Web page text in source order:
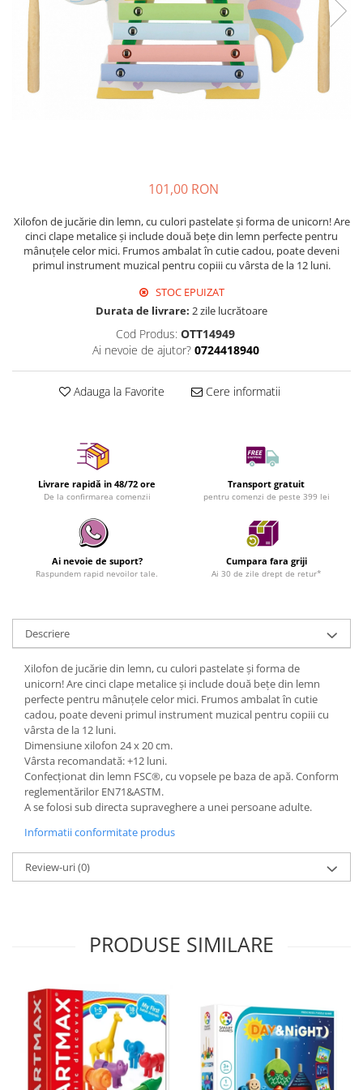
101,00 RON
Xilofon de jucărie din lemn, cu culori pastelate și forma de unicorn! Are
cinci clape metalice și include două bețe din lemn perfecte pentru
mânuțele celor mici. Frumos ambalat în cutie cadou, poate deveni
primul instrument muzical pentru copiii cu vârsta de la 12 luni.
STOC EPUIZAT
Durata de livrare: 2 zile lucrătoare
Cod Produs: OTT14949
Ai nevoie de ajutor? 0724418940
Adauga la Favorite Cere informatii
Livrare rapidă in 48/72 ore
De la confirmarea comenzii
Transport gratuit
pentru comenzi de peste 399 lei
Ai nevoie de suport?
Raspundem rapid nevoilor tale.
Cumpara fara griji
Ai 30 de zile drept de retur*
Descriere
Xilofon de jucărie din lemn, cu culori pastelate și forma de
unicorn! Are cinci clape metalice și include două bețe din lemn
perfecte pentru mânuțele celor mici. Frumos ambalat în cutie
cadou, poate deveni primul instrument muzical pentru copiii cu
vârsta de la 12 luni.
Dimensiune xilofon 24 x 20 cm.
Vârsta recomandată: +12 luni.
Confecționat din lemn FSC®, cu vopsele pe baza de apă. Conform
reglementărilor EN71&ASTM.
A se folosi sub directa supraveghere a unei persoane adulte.
Informatii conformitate produs
Review-uri(0)
PRODUSE SIMILARE